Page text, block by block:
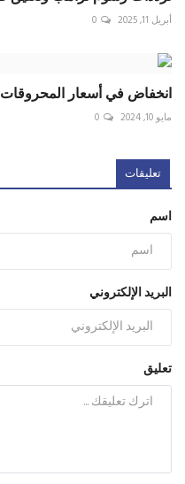
أبريل 11, 2025 0
انخفاض في أسعار المحروقات
مايو 10, 2024 0
تعليقات
اسم
البريد الإلكتروني
تعليق